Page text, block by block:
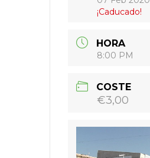
¡Caducado!
HORA
8:00 PM
COSTE
€3,00